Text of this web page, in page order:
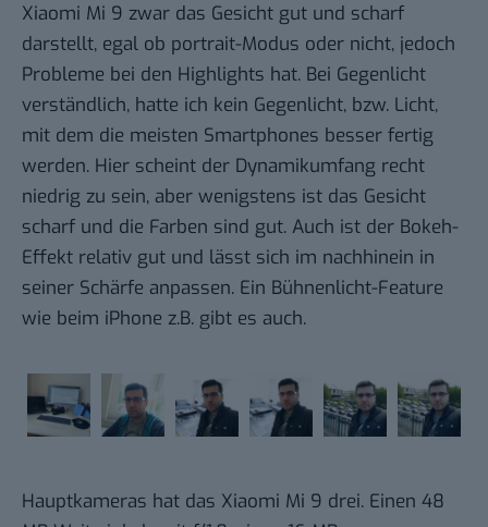
Xiaomi Mi 9 zwar das Gesicht gut und scharf
darstellt, egal ob portrait-Modus oder nicht, jedoch
Probleme bei den Highlights hat. Bei Gegenlicht
verständlich, hatte ich kein Gegenlicht, bzw. Licht,
mit dem die meisten Smartphones besser fertig
werden. Hier scheint der Dynamikumfang recht
niedrig zu sein, aber wenigstens ist das Gesicht
scharf und die Farben sind gut. Auch ist der Bokeh-
Effekt relativ gut und lässt sich im nachhinein in
seiner Schärfe anpassen. Ein Bühnenlicht-Feature
wie beim iPhone z.B. gibt es auch.
Hauptkameras hat das Xiaomi Mi 9 drei. Einen 48